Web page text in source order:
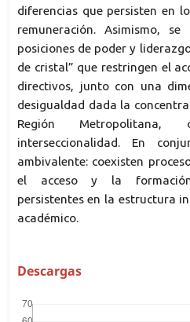
diferencias que persisten en
remuneración. Asimismo,
posiciones de poder y
de cristal” que restringen el
directivos, junto con una
desigualdad dada la
Región Metropolitana,
interseccionalidad. En
ambivalente: coexisten
el acceso y la formación
persistentes en la estructura
académico.
Descargas